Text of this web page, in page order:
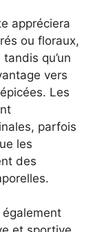
appréciera
ou floraux,
qu’un
vers
Les
parfois
les
des